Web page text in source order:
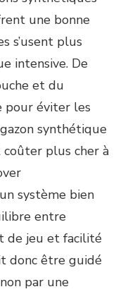
une bonne
s’usent plus
intensive. De
et du
pour éviter les
synthétique
plus cher à
système bien
entre
de jeu et facilité
donc être guidé
par une